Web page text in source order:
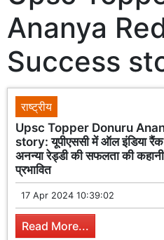
Ananya
Success
राष्ट्रीय
Upsc Topper Donuru
story: यूपीएससी में ऑल इंडिया
अनन्या रेड्डी की सफलता की
प्रभावित
17 Apr 2024 10:39:02
Read More...